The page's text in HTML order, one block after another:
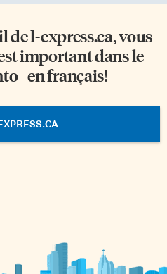
del-express.ca, vous
important dans le
- en français!